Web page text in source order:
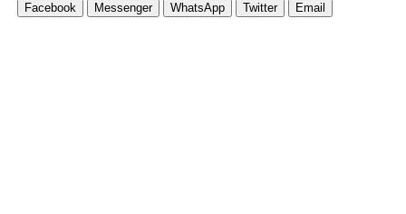
Facebook Messenger WhatsApp Twitter Email